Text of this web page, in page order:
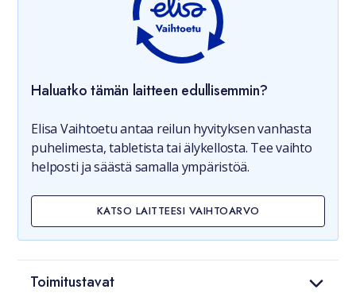
Haluatko tämän laitteen edullisemmin?
Elisa Vaihtoetu antaa reilun hyvityksen vanhasta
puhelimesta, tabletista tai älykellosta. Tee vaihto
helposti ja säästä samalla ympäristöä.
KATSO LAITTEESI VAIHTOARVO
Toimitustavat